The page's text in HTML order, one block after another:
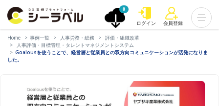
0
ログイン 会員登録
Home 事例一覧 人事労務・総務
評価・組織改革
人事評価・目標管理・タレントマネジメントシステム
Goalousを使うことで、経営層と従業員との双方向コミュニケーションが活発になりま
した。